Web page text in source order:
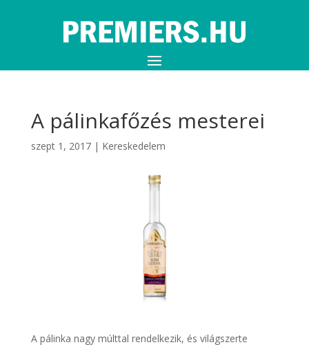
A pálinkafőzés mesterei
szept 1, 2017| Kereskedelem
A pálinka nagy múlttal rendelkezik, és világszerte